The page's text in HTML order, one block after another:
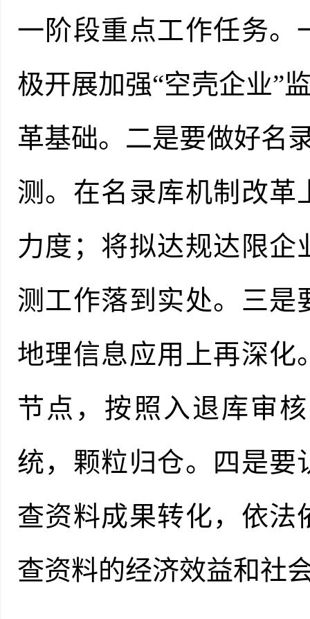
一阶段重点工作任务。
极开展加强“空壳企业”
革基础。 二是要做好名
测。 在名录库机制改革
力度； 将拟达规达限企
测工作落到实处。 三是
地理信息应用上再深化
节点，按照入退库审
统，颗粒归仓。四是要
查资料成果转化，依法
查资料的经济效益和社